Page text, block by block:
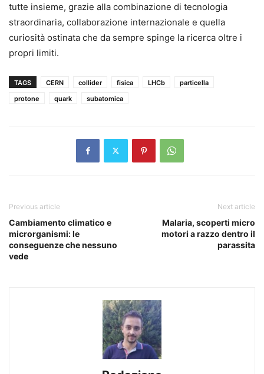
tutte insieme, grazie alla combinazione di tecnologia
straordinaria, collaborazione internazionale e quella
curiosità ostinata che da sempre spinge la ricerca oltre i
propri limiti.
TAGS CERN collider fisica LHCb
particella
protone
quark subatomica
Previous article
Cambiamento climatico e
microrganismi: le
conseguenze che nessuno
vede
Next article
Malaria, scoperti micro
motori a razzo dentro il
parassita